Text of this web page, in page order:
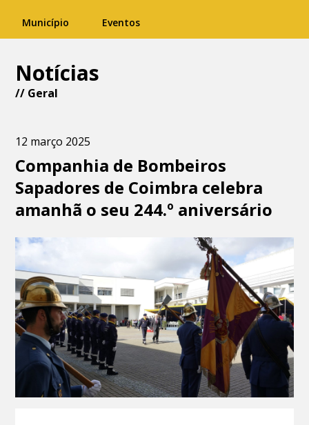
Município Eventos
Notícias
// Geral
12 março 2025
Companhia de Bombeiros
Sapadores de Coimbra celebra
amanhã o seu 244.º aniversário